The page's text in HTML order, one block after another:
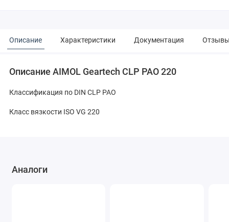
Описание Характеристики Документация
Описание AIMOL Geartech CLP PAO 220
Классификация по DIN CLP PAO
Класс вязкости ISO VG 220
Аналоги